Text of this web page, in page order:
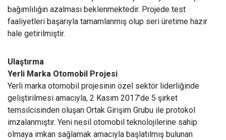
bağımlılığın azalması beklenmektedir. Projede test
faaliyetleri başarıyla tamamlanmış olup seri üretime hazır
hale getirilmiştir.
Ulaştırma
Yerli Marka Otomobil Projesi
Yerli marka otomobil projesinin özel sektör liderliğinde
geliştirilmesi amacıyla, 2 Kasım 2017’de 5 şirket
temsilcisinden oluşan Ortak Girişim Grubu ile protokol
imzalanmıştır. Yeni nesil otomobil teknolojilerine sahip
olmaya imkan sağlamak amacıyla başlatılmış bulunan